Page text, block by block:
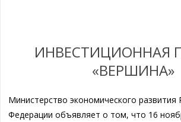
ИНВЕСТИЦИОННАЯ
«ВЕРШИНА»
Министерство экономического развития
Федерации объявляет о том, что 16